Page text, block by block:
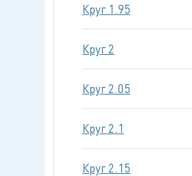
Круг 1.95
Круг 2
Круг 2.05
Круг 2.1
Круг 2.15